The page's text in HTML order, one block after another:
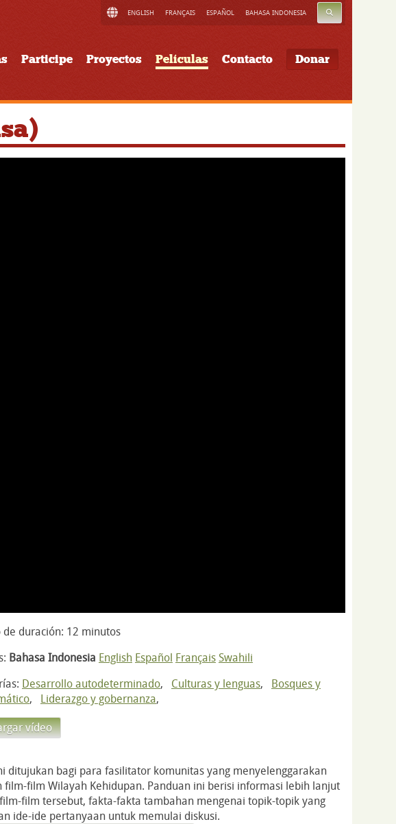
ENGLISH FRANÇAIS ESPAÑOL BAHASA INDONESIA BUSCAR
Participe Proyectos Películas Contacto Donar
de duración: 12 minutos
Bahasa Indonesia English Español FrançaisSwahili
Desarrollo autodeterminado, Culturas y lenguas, Bosques y
, Liderazgo y gobernanza,
vídeo
ditujukan bagi para fasilitator komunitas yang menyelenggarakan
film-film Wilayah Kehidupan. Panduan ini berisi informasi lebih lanjut
film tersebut, fakta-fakta tambahan mengenai topik-topik yang
ide-ide pertanyaan untuk memulai diskusi.